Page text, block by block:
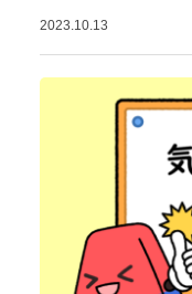
2023.10.13